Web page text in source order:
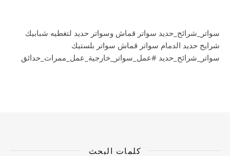
سواتر_شرائح_حديد سواتر قماش وسواتر حديد لتغطيه شبابيك
شرايح حديد الدمام سواتر قماش سواتر بلستيك
سواتر_شرائح_حديد #عمل_سواتر_خارجية_عمل_ممرات_حدائق
كلمات البحث